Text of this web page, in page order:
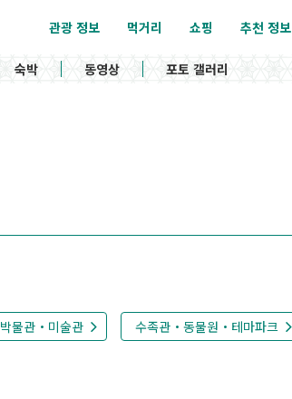
관광 정보 먹거리 쇼핑 추천 정보
숙박 동영상 포토 갤러리
박물관・미술관 수족관・동물원・테마파크